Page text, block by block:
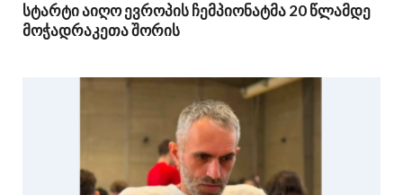
სტარტი აიღო ევროპის ჩემპიონატმა 20 წლამდე
მოჭადრაკეთა შორის